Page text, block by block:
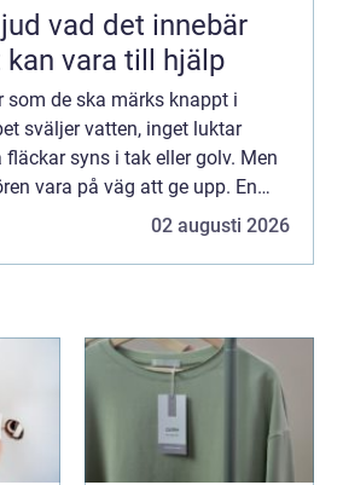
vara till hjälp
som de ska märks knappt i
sväljer vatten, inget luktar
syns i tak eller golv. Men
vara på väg att ge upp. En
ger en tydlig bild av
02 augusti 2026